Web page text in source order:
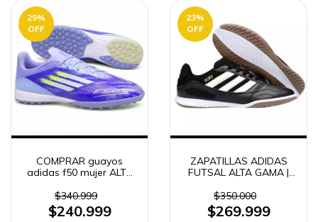
29%
OFF
COMPRAR guayos
adidas f50 mujer ALTA
$340.999
$240.999
23%
OFF
ZAPATILLAS ADIDAS
FUTSAL ALTA GAMA |
$350.000
$269.999